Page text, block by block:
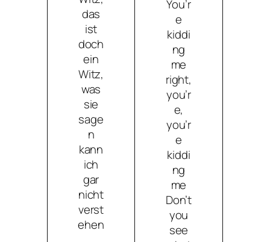
das
ist
doch
ein
Witz,
was
sie
sage
n
kann
ich
gar
nicht
verst
ehen
You’r
e
kiddi
ng
me
right,
you’r
e,
you’r
e
kiddi
ng
me
Don’t
you
see